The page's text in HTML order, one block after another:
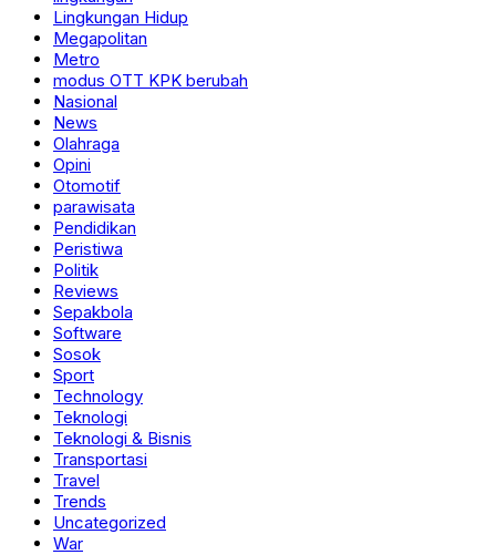
Lingkungan Hidup
Megapolitan
Metro
modus OTT KPK berubah
Nasional
News
Olahraga
Opini
Otomotif
parawisata
Pendidikan
Peristiwa
Politik
Reviews
Sepakbola
Software
Sosok
Sport
Technology
Teknologi
Teknologi & Bisnis
Transportasi
Travel
Trends
Uncategorized
War